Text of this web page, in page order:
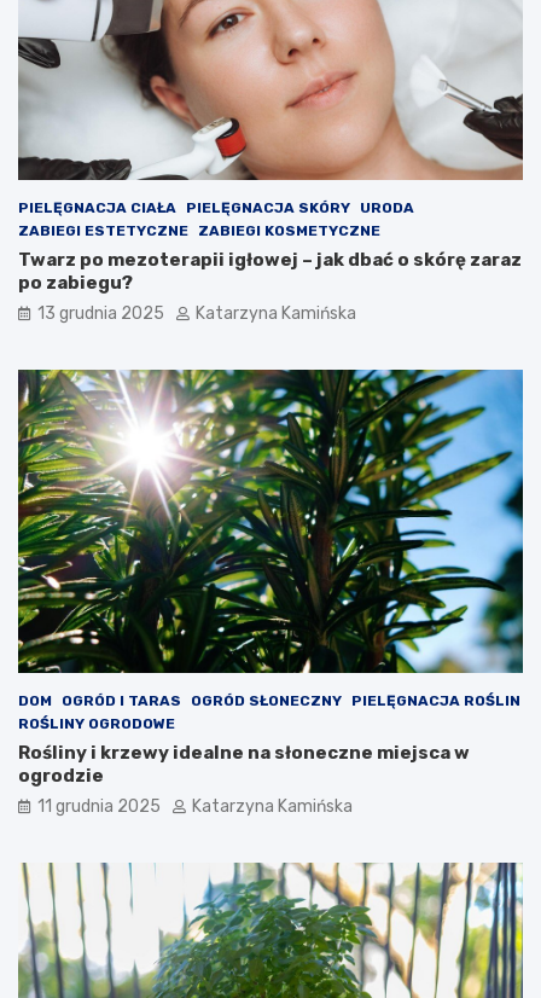
k
o
ś
w
e
t
r
z
a
o
m
i
e
s
z
c
z
e
n
i
a
c
h
e
s
t
l
m
?
P
r
o
k
t
y
,
k
t
ó
r
e
w
a
r
t
o
s
p
o
ż
w
ć
PIELĘGNACJA CIAŁA PIELĘGNACJA SKÓRY
URODA
ZABIEGI ESTETYCZNE
ZABIEGI KOSMETYCZNE
Twarz po mezoterapii igłowej – jak dbać o skórę zaraz
po zabiegu?
13 grudnia 2025 Katarzyna Kamińska
DOM OGRÓD I TARAS OGRÓD SŁONECZNY
PIELĘGNACJA ROŚLIN
ROŚLINY OGRODOWE
Rośliny i krzewy idealne na słoneczne miejsca w
ogrodzie
11 grudnia 2025 Katarzyna Kamińska